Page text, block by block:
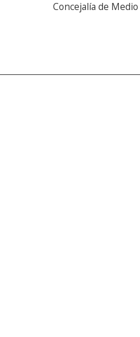
Concejalía de